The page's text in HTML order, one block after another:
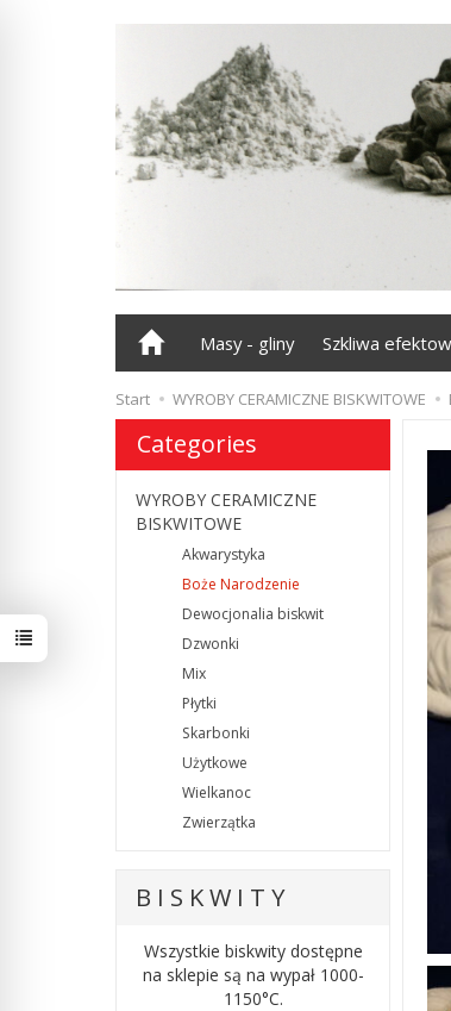
Masy - gliny Szkliwa
Start WYROBY CERAMICZNE BISKWITOWE
Categories
WYROBY CERAMICZNE
BISKWITOWE
Akwarystyka
Boże Narodzenie
Dewocjonalia biskwit
Dzwonki
Mix
Płytki
Skarbonki
Użytkowe
Wielkanoc
Zwierzątka
B I S K W I T Y
Wszystkie biskwity dostępne
na sklepie są na wypał 1000-
1150°C.